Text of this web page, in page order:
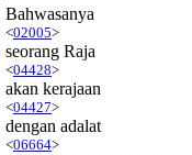
Bahwasanya
<02005>
seorang Raja
<04428>
akan kerajaan
<04427>
dengan adalat
<06664>